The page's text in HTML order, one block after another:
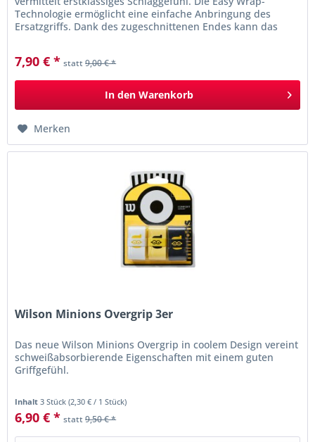
Technologie ermöglicht eine einfache Anbringung des
Ersatzgriffs. Dank des zugeschnittenen Endes kann das
7,90 € * statt9,00 € *
In den Warenkorb
Merken
Wilson Minions Overgrip 3er
Das neue Wilson Minions Overgrip in coolem Design vereint
schweißabsorbierende Eigenschaften mit einem guten
Griffgefühl.
Inhalt3 Stück(2,30 € / 1 Stück)
6,90 € * statt9,50 € *